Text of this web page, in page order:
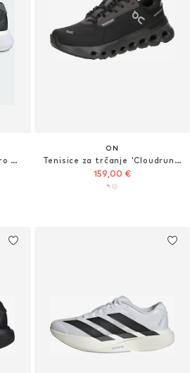
Tenisice za trčanje 'Adizero Boston 13'
ON
Tenisice za trčanje 'Cloudrunner 2 Waterproof'
159,00 €